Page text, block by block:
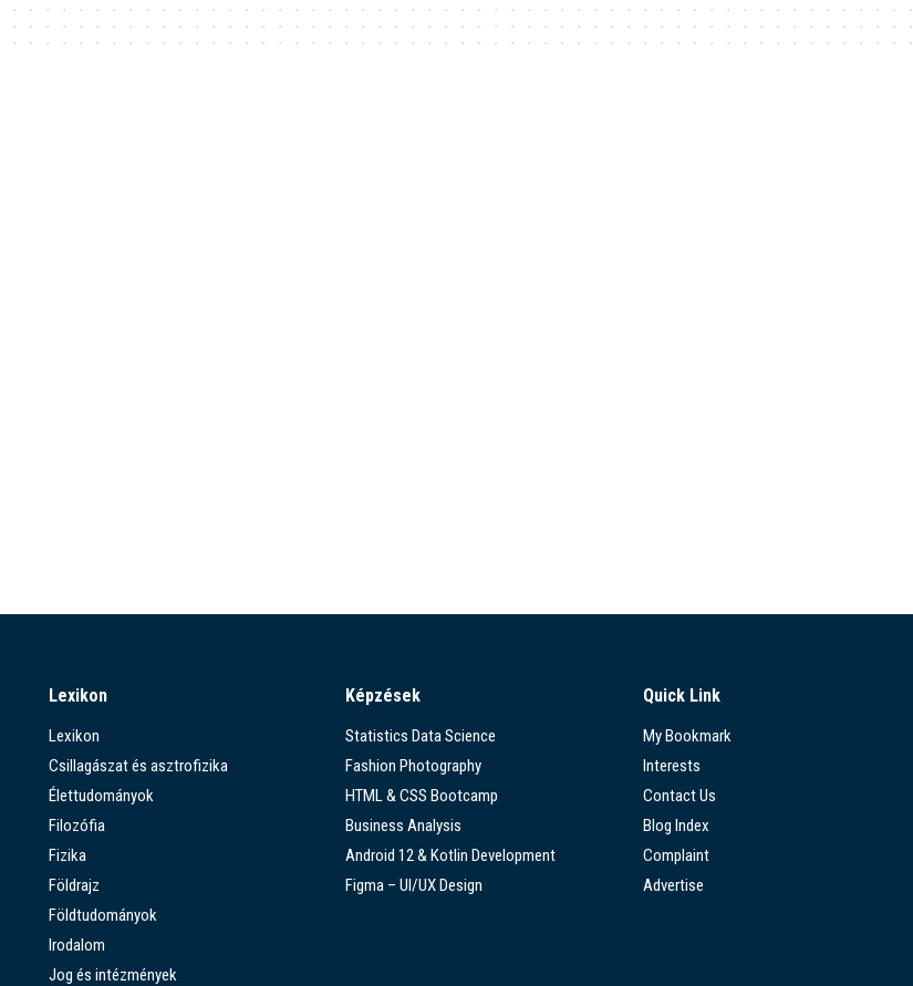
Lexikon
Lexikon
Csillagászat és asztrofizika
Élettudományok
Filozófia
Fizika
Földrajz
Földtudományok
Irodalom
Jog és intézmények
Képzések
Statistics Data Science
Fashion Photography
HTML & CSS Bootcamp
Business Analysis
Android 12 & Kotlin Development
Figma – UI/UX Design
Quick Link
My Bookmark
Interests
Contact Us
Blog Index
Complaint
Advertise